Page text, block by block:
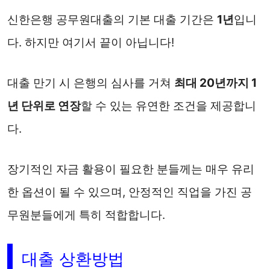
신한은행 공무원대출의 기본 대출 기간은 1년입니
다. 하지만 여기서 끝이 아닙니다!
대출 만기 시 은행의 심사를 거쳐 최대 20년까지 1
년 단위로 연장할 수 있는 유연한 조건을 제공합니
다.
장기적인 자금 활용이 필요한 분들께는 매우 유리
한 옵션이 될 수 있으며, 안정적인 직업을 가진 공
무원분들에게 특히 적합합니다.
대출 상환방법